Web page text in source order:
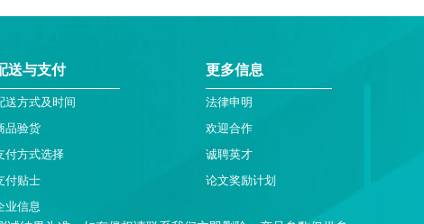
送与支付
送方式及时间
品验货
付方式选择
付贴士
业信息
更多信息
法律申明
欢迎合作
诚聘英才
论文奖励计划